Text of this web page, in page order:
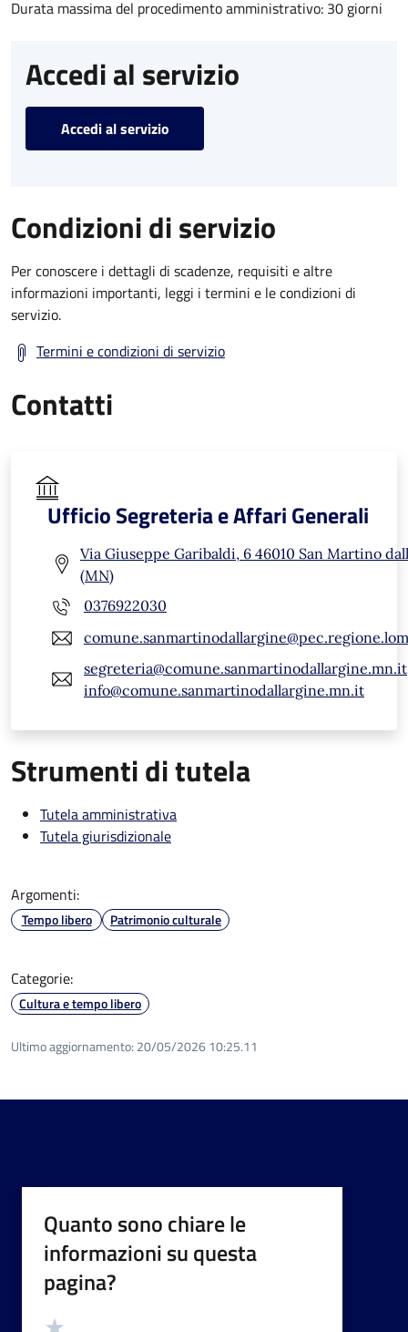
Durata massima del procedimento amministrativo: 30 giorni
Accedi al servizio
Accedi al servizio
Condizioni di servizio
Per conoscere i dettagli di scadenze, requisiti e altre
informazioni importanti, leggi i termini e le condizioni di
servizio.
Termini e condizioni di servizio
Contatti
Ufficio Segreteria e Affari Generali
Via Giuseppe Garibaldi, 6 46010 San Martino
(MN)
0376922030
segreteria@comune.sanmartinodallargine.mn.it
info@comune.sanmartinodallargine.mn.it
Strumenti di tutela
Tutela amministrativa
Tutela giurisdizionale
Argomenti:
Tempo libero Patrimonio culturale
Categorie:
Cultura e tempo libero
Ultimo aggiornamento: 20/05/2026 10:25.11
Quanto sono chiare le
informazioni su questa
pagina?
Valutazione